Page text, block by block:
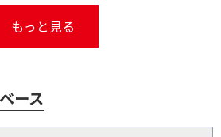
もっと見る
ース